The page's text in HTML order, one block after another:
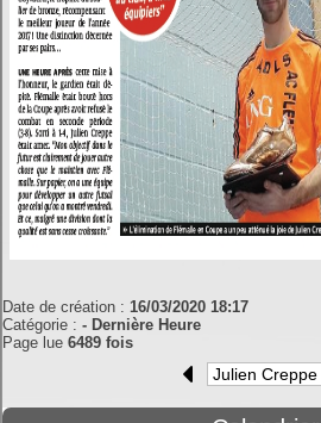
Date de création :16/03/2020 18:17
Catégorie :- Dernière Heure
Page lue6489 fois